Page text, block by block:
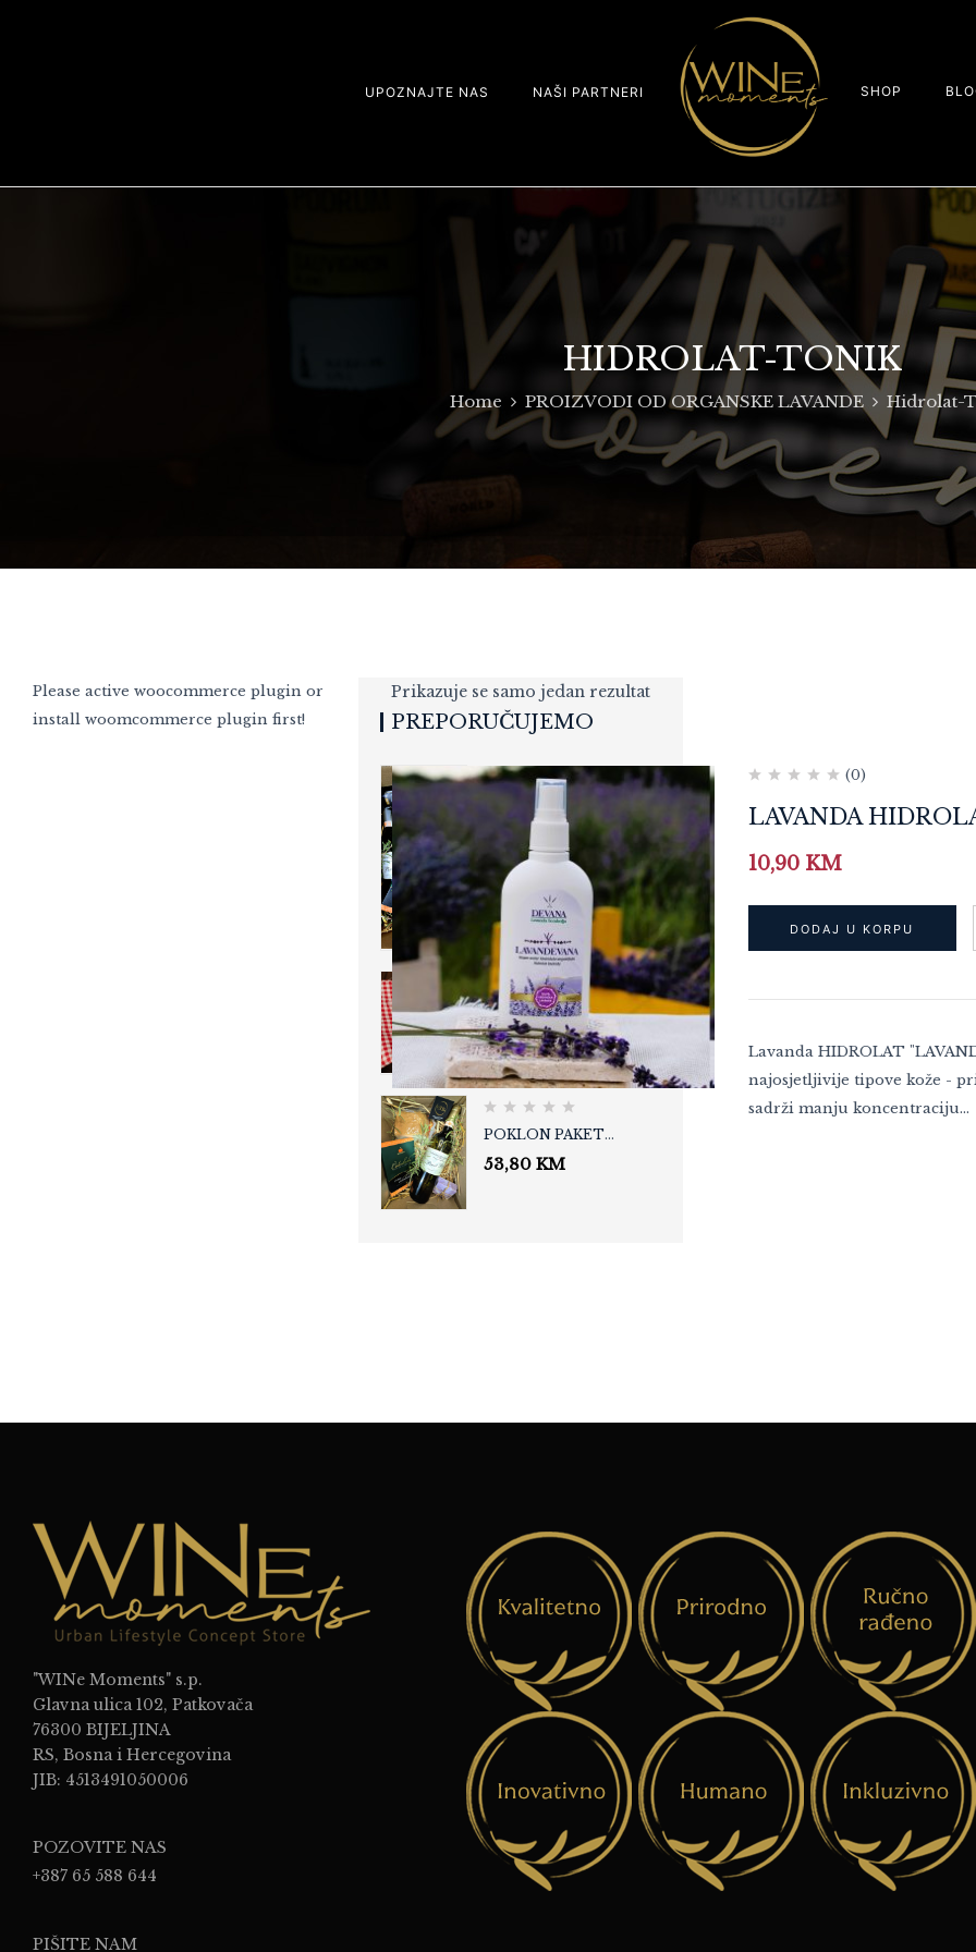
UPOZNAJTE NAS NAŠI PARTNERI SHOP
HIDROLAT-TONIK
Home PROIZVODI OD ORGANSKE LAVANDE Hidrolat-
Please active woocommerce plugin or
install woomcommerce plugin first!
PREPORUČUJEMO
POKLON PAKET
WINEMOMENTS
„PREMIUM CLASSIC“
127,20 KM
MAJEVIČKI DIMLJENI
SIR - MIX 1000
23,80KM
POKLON PAKET
WINEMOMENTS
„LIGHT“
53,80 KM
Prikazuje se samo jedan rezultat
(0)
LAVANDA
10,90 KM
DODAJ U KORPU
Lavanda HIDROLAT
najosjetljivije tipove kože -
sadrži manju koncentraciju…
"WINe Moments" s.p.
Glavna ulica 102, Patkovača
76300 BIJELJINA
RS, Bosna i Hercegovina
JIB: 4513491050006
POZOVITE NAS
+387 65 588 644
PIŠITE NAM